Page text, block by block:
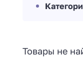
Товары не